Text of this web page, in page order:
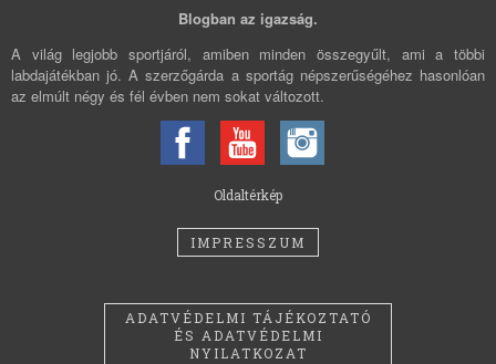
Blogban az igazság.
A világ legjobb sportjáról, amiben minden összegyűlt, ami a többi
labdajátékban jó. A szerzőgárda a sportág népszerűségéhez hasonlóan
az elmúlt négy és fél évben nem sokat változott.
Oldaltérkép
IMPRESSZUM
ADATVÉDELMI TÁJÉKOZTATÓ
ÉS ADATVÉDELMI
NYILATKOZAT